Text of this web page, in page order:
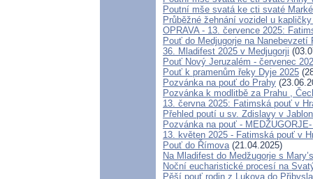
Poutní mše svatá ke cti svaté
Průběžné žehnání vozidel u
OPRAVA - 13. července 2025:
Pouť do Medjugorje na Nanebevzetí
36. Mladifest 2025 v Medjugorji
Pouť Nový Jeruzalém - červenec
Pouť k pramenům řeky Dyje 2025
Pozvánka na pouť do Prahy
Pozvánka k modlitbě za Prahu ,
13. června 2025: Fatimská pouť v
Přehled poutí u sv. Zdislavy v
Pozvánka na pouť -
13. květen 2025 - Fatimská pouť v
Pouť do Římova(21.04.2025)
Na Mladifest do Medžugorje s
Noční eucharistické procesí na
Pěší pouť rodin z Lukova do